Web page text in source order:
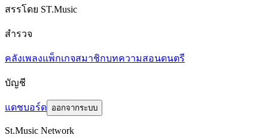
สรรโดย ST.Music
สำรวจ
คลังเพลงแพ็กเกจสมาชิกบทความสอนดนตรี
บัญชี
แดชบอร์ด ออกจากระบบ
St.Music Network